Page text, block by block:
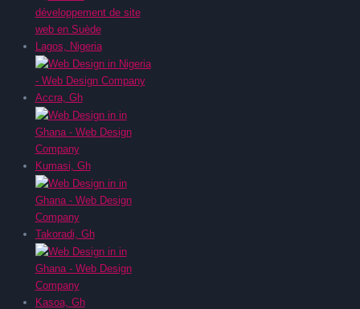
Lagos, Nigeria
Accra, Gh
Kumasi, Gh
Takoradi, Gh
Kasoa, Gh